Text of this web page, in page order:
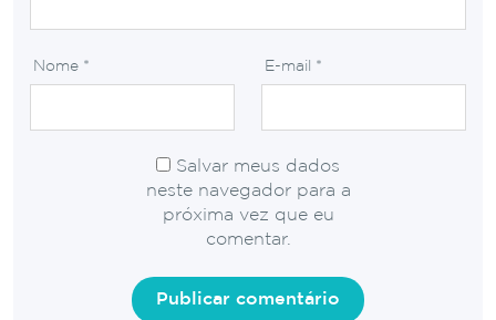
Nome * E-mail *
Salvar meus dados
neste navegador para a
próxima vez que eu
comentar.